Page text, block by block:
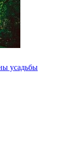
усадьбы